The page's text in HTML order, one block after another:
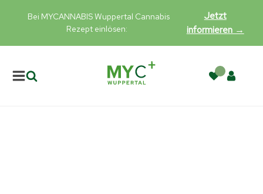
Bei MYCANNABIS Wuppertal Cannabis
Rezept einlösen:
Jetzt
informieren →